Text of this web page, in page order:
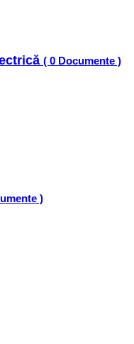
( 0 Documente )
)